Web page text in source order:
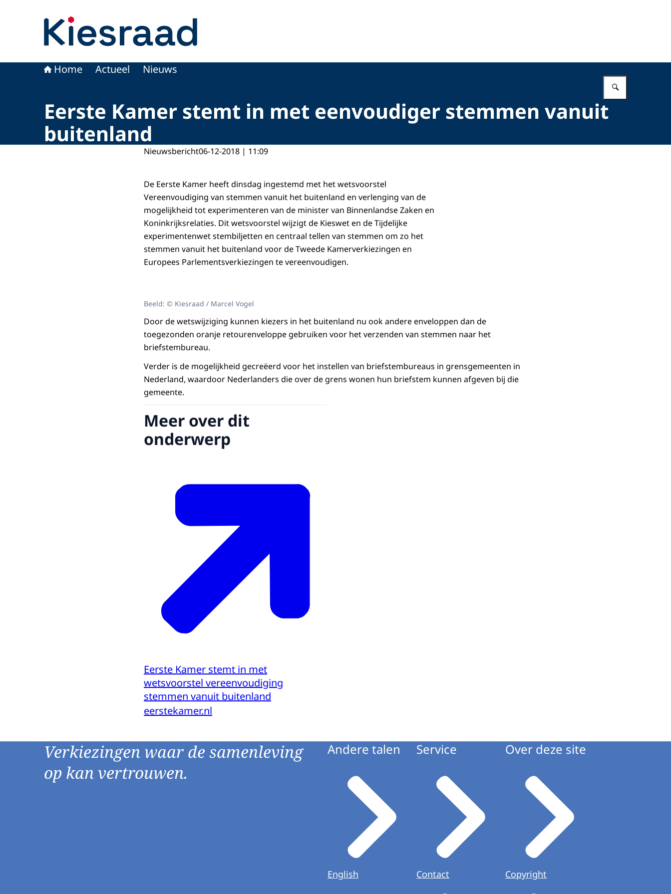
Home Actueel Nieuws
Eerste Kamer stemt in met eenvoudiger stemmen vanuit
buitenland
Nieuwsbericht06-12-2018 | 11:09
De Eerste Kamer heeft dinsdag ingestemd met het wetsvoorstel
Vereenvoudiging van stemmen vanuit het buitenland en verlenging van de
mogelijkheid tot experimenteren van de minister van Binnenlandse Zaken en
Koninkrijksrelaties. Dit wetsvoorstel wijzigt de Kieswet en de Tijdelijke
experimentenwet stembiljetten en centraal tellen van stemmen om zo het
stemmen vanuit het buitenland voor de Tweede Kamerverkiezingen en
Europees Parlementsverkiezingen te vereenvoudigen.
Beeld: © Kiesraad / Marcel Vogel
Door de wetswijziging kunnen kiezers in het buitenland nu ook andere enveloppen dan de
toegezonden oranje retourenveloppe gebruiken voor het verzenden van stemmen naar het
briefstembureau.
Verder is de mogelijkheid gecreëerd voor het instellen van briefstembureaus in grensgemeenten in
Nederland, waardoor Nederlanders die over de grens wonen hun briefstem kunnen afgeven bij die
gemeente.
Meer over dit
onderwerp
Eerste Kamer stemt in met
wetsvoorstel vereenvoudiging
stemmen vanuit buitenland
eerstekamer.nl
Verkiezingen waar de samenleving
op kan vertrouwen.
Andere talen
English
Service
Contact
Over deze site
Copyright